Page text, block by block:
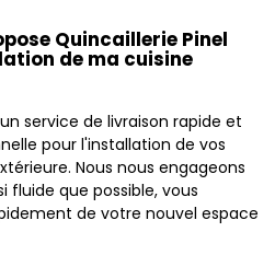
Quincaillerie Pinel
de ma cuisine
service de livraison rapide et
pour l'installation de vos
Nous nous engageons
fluide que possible, vous
de votre nouvel espace